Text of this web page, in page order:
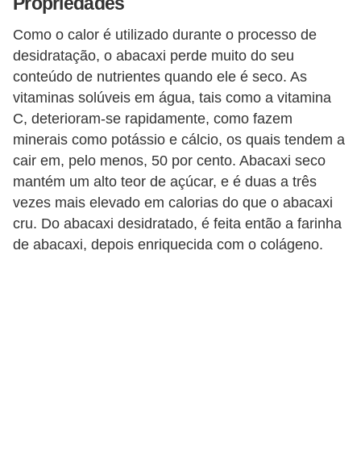
Como o calor é utilizado durante o processo de
desidratação, o abacaxi perde muito do seu
conteúdo de nutrientes quando ele é seco. As
vitaminas solúveis em água, tais como a vitamina
C, deterioram-se rapidamente, como fazem
minerais como potássio e cálcio, os quais tendem a
cair em, pelo menos, 50 por cento. Abacaxi seco
mantém um alto teor de açúcar, e é duas a três
vezes mais elevado em calorias do que o abacaxi
cru. Do abacaxi desidratado, é feita então a farinha
de abacaxi, depois enriquecida com o colágeno.
a
B
e
l
e
z
a
D
i